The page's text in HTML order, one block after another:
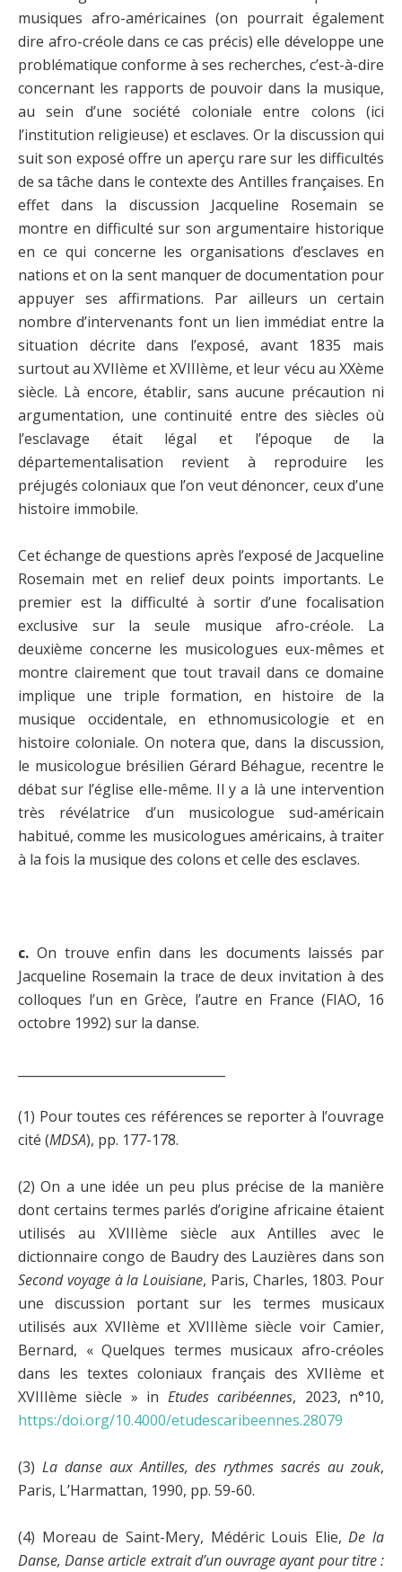
musiques afro-américaines (on pourrait également
dire afro-créole dans ce cas précis) elle développe une
problématique conforme à ses recherches, c’est-à-dire
concernant les rapports de pouvoir dans la musique,
au sein d’une société coloniale entre colons (ici
l’institution religieuse) et esclaves. Or la discussion qui
suit son exposé offre un aperçu rare sur les difficultés
de sa tâche dans le contexte des Antilles françaises. En
effet dans la discussion Jacqueline Rosemain se
montre en difficulté sur son argumentaire historique
en ce qui concerne les organisations d’esclaves en
nations et on la sent manquer de documentation pour
appuyer ses affirmations. Par ailleurs un certain
nombre d’intervenants font un lien immédiat entre la
situation décrite dans l’exposé, avant 1835 mais
surtout au XVIIème et XVIIIème, et leur vécu au XXème
siècle. Là encore, établir, sans aucune précaution ni
argumentation, une continuité entre des siècles où
l’esclavage était légal et l’époque de la
départementalisation revient à reproduire les
préjugés coloniaux que l’on veut dénoncer, ceux d’une
histoire immobile.
Cet échange de questions après l’exposé de Jacqueline
Rosemain met en relief deux points importants. Le
premier est la difficulté à sortir d’une focalisation
exclusive sur la seule musique afro-créole. La
deuxième concerne les musicologues eux-mêmes et
montre clairement que tout travail dans ce domaine
implique une triple formation, en histoire de la
musique occidentale, en ethnomusicologie et en
histoire coloniale. On notera que, dans la discussion,
le musicologue brésilien Gérard Béhague, recentre le
débat sur l’église elle-même. Il y a là une intervention
très révélatrice d’un musicologue sud-américain
habitué, comme les musicologues américains, à traiter
à la fois la musique des colons et celle des esclaves.
c. On trouve enfin dans les documents laissés par
Jacqueline Rosemain la trace de deux invitation à des
colloques l’un en Grèce, l’autre en France (FIAO, 16
octobre 1992) sur la danse.
(1) Pour toutes ces références se reporter à l’ouvrage
cité (MDSA), pp. 177-178.
(2) On a une idée un peu plus précise de la manière
dont certains termes parlés d’origine africaine étaient
utilisés au XVIIIème siècle aux Antilles avec le
dictionnaire congo de Baudry des Lauzières dans son
Second voyage à la Louisiane, Paris, Charles, 1803. Pour
une discussion portant sur les termes musicaux
utilisés aux XVIIème et XVIIIème siècle voir Camier,
Bernard, « Quelques termes musicaux afro-créoles
dans les textes coloniaux français des XVIIème et
XVIIIème siècle » in Etudes caribéennes, 2023, n°10,
https:/doi.org/10.4000/etudescaribeennes.28079
(3) La danse aux Antilles, des rythmes sacrés au zouk,
Paris, L’Harmattan, 1990, pp. 59-60.
(4) Moreau de Saint-Mery, Médéric Louis Elie,De la
Danse, Danse article extrait d’un ouvrage ayant pour titre :